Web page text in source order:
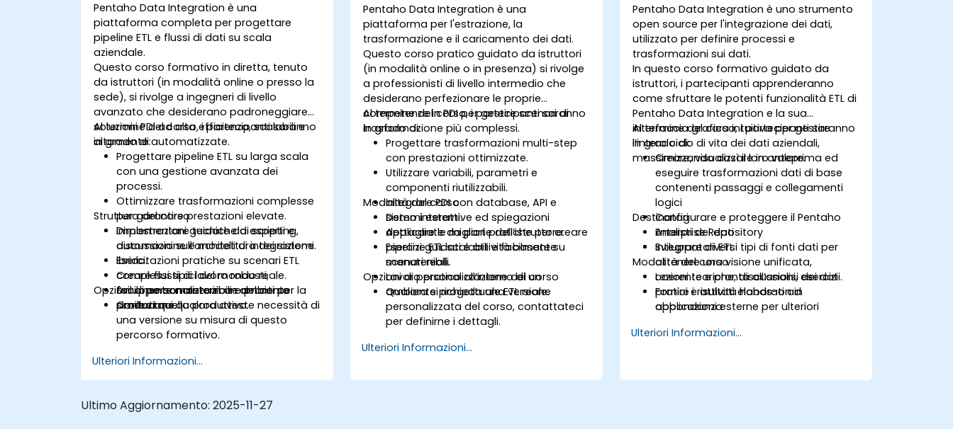
Pentaho Data Integration è una
piattaforma completa per progettare
pipeline ETL e flussi di dati su scala
aziendale.
Questo corso formativo in diretta, tenuto
da istruttori (in modalità online o presso la
sede), si rivolge a ingegneri di livello
avanzato che desiderano padroneggiare
soluzioni PDI ad alta efficienza, scalabili e
altamente automatizzate.
Al termine del corso, i partecipanti saranno
in grado di:
Progettare pipeline ETL su larga scala
con una gestione avanzata dei
processi.
Ottimizzare trasformazioni complesse
per garantire prestazioni elevate.
Implementare tecniche di scripting,
automazione e modelli di integrazione
ibrida.
Creare flussi di lavoro robusti,
facilmente mantenibili e pronti per la
produzione.
Struttura del corso
Dimostrazioni guidate da esperti e
discussioni sull’architettura dei sistemi.
Esercitazioni pratiche su scenari ETL
complessi tipici del mondo reale.
Sviluppo concreto in un ambiente
simile a quello produttivo.
Opzioni di personalizzazione del corso
Contattaci qualora aveste necessità di
una versione su misura di questo
percorso formativo.
Ulteriori Informazioni...
Pentaho Data Integration è una
piattaforma per l'estrazione, la
trasformazione e il caricamento dei dati.
Questo corso pratico guidato da istruttori
(in modalità online o in presenza) si rivolge
a professionisti di livello intermedio che
desiderano perfezionare le proprie
competenze in PDI per gestire scenari di
trasformazione più complessi.
Al termine del corso, i partecipanti saranno
in grado di:
Progettare trasformazioni multi-step
con prestazioni ottimizzate.
Utilizzare variabili, parametri e
componenti riutilizzabili.
Integrare PDI con database, API e
sistemi esterni.
Applicare le migliori pratiche per creare
pipeline ETL scalabili e facilmente
manutenibili.
Modalità del corso
Demo interattive ed spiegazioni
dettagliate da parte dell’istruttore.
Esercizi guidati e attività basate su
scenari reali.
Lavoro pratico all’interno di un
ambiente progettuale ETL reale.
Opzioni di personalizzazione del corso
Qualora si richieda una versione
personalizzata del corso, contattateci
per definirne i dettagli.
Ulteriori Informazioni...
Pentaho Data Integration è uno strumento
open source per l'integrazione dei dati,
utilizzato per definire processi e
trasformazioni sui dati.
In questo corso formativo guidato da
istruttori, i partecipanti apprenderanno
come sfruttare le potenti funzionalità ETL di
Pentaho Data Integration e la sua
interfaccia grafica intuitiva per gestire
l’intero ciclo di vita dei dati aziendali,
massimizzando così il loro valore.
Al termine del corso, i partecipanti saranno
in grado di:
Creare, visualizzare in anteprima ed
eseguire trasformazioni dati di base
contenenti passaggi e collegamenti
logici
Configurare e proteggere il Pentaho
Enterprise Repository
Integrare diversi tipi di fonti dati per
ottenere una visione unificata,
coerente e pronta all’analisi dei dati.
Fornire i risultati elaborati ad
applicazioni esterne per ulteriori
Destinatari
Analisti dei dati
Sviluppatori ETL
Modalità del corso
Lezioni teoriche, discussioni, esercizi
pratici e attività hands-on in
abbondanza
Ulteriori Informazioni...
Ultimo Aggiornamento: 2025-11-27